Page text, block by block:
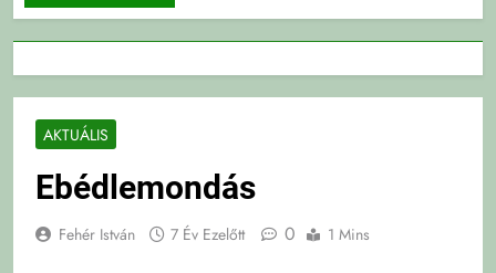
AKTUÁLIS
Ebédlemondás
Fehér István 7 Év Ezelőtt 0 1 Mins